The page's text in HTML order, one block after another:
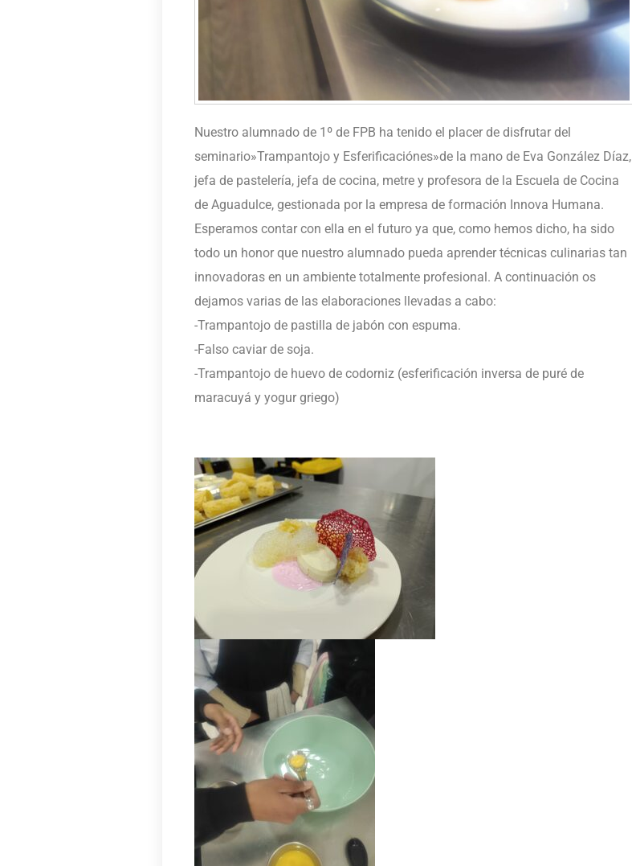
Nuestro alumnado de 1º de FPB ha tenido el placer de disfrutar del
seminario»Trampantojo y Esferificaciónes»de la mano de Eva González Díaz,
jefa de pastelería, jefa de cocina, metre y profesora de la Escuela de Cocina
de Aguadulce, gestionada por la empresa de formación Innova Humana.
Esperamos contar con ella en el futuro ya que, como hemos dicho, ha sido
todo un honor que nuestro alumnado pueda aprender técnicas culinarias tan
innovadoras en un ambiente totalmente profesional. A continuación os
dejamos varias de las elaboraciones llevadas a cabo:
-Trampantojo de pastilla de jabón con espuma.
-Falso caviar de soja.
-Trampantojo de huevo de codorniz (esferificación inversa de puré de
maracuyá y yogur griego)